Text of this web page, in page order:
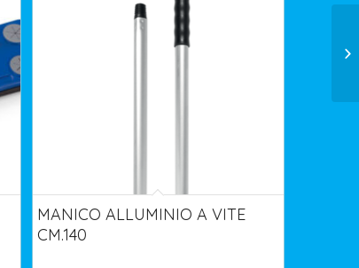
MANICO ALLUMINIO A VITE
CM.140